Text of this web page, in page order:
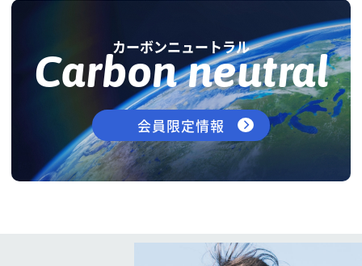
カーボンニュートラル
Carbon neutral
会員限定情報